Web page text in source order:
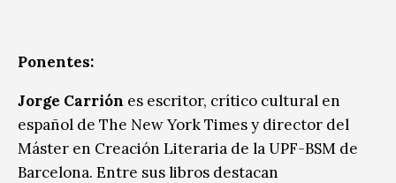
Ponentes:
Jorge Carrión es escritor, crítico cultural en
español de The New York Times y director del
Máster en Creación Literaria de la UPF-BSM de
Barcelona. Entre sus libros destacan